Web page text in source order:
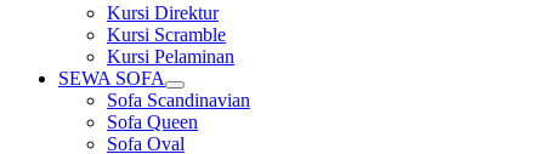
Kursi Direktur
Kursi Scramble
Kursi Pelaminan
SEWA SOFA
Show
sub
menu
Sofa Scandinavian
Sofa Queen
Sofa Oval